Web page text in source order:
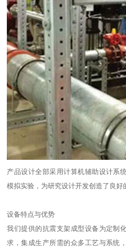
产品设计全部采用计算机辅助设计系
模拟实验，为研究设计开发创造了良好
设备特点与优势
我们提供的抗震支架成型设备为定制
求，集成生产所需的众多工艺与系统